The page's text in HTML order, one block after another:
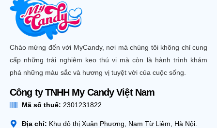
Chào mừng đến với MyCandy, nơi mà chúng tôi không chỉ cung
cấp những trải nghiệm kẹo thú vị mà còn là hành trình khám
phá những màu sắc và hương vị tuyệt vời của cuộc sống.
Công ty TNHH My Candy Việt Nam
Mã số thuế: 2301231822
Địa chỉ: Khu đô thị Xuân Phương, Nam Từ Liêm, Hà Nội.